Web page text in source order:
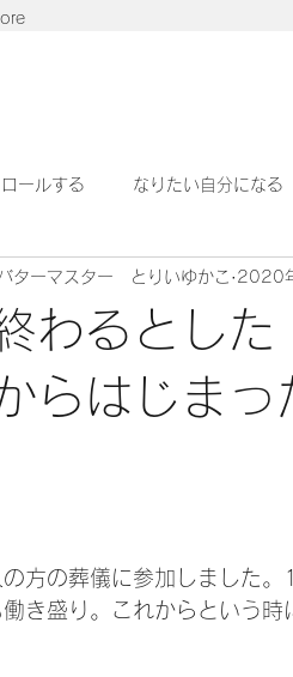
ールする なりたい自分になる
わるとした
らはじまっ
ターマスター とりいゆかこ 2020
方の葬儀に参加しました。
き盛り。これからという時